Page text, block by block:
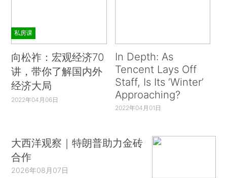
私房课
向松祚：宏观经济70
讲，带你了解国内外
经济大局
2022年04月06日
In Depth: As
Tencent Lays Off
Staff, Is Its ‘Winter’
Approaching?
2022年04月01日
大西洋观察｜特朗普助力金砖
合作
2026年08月07日